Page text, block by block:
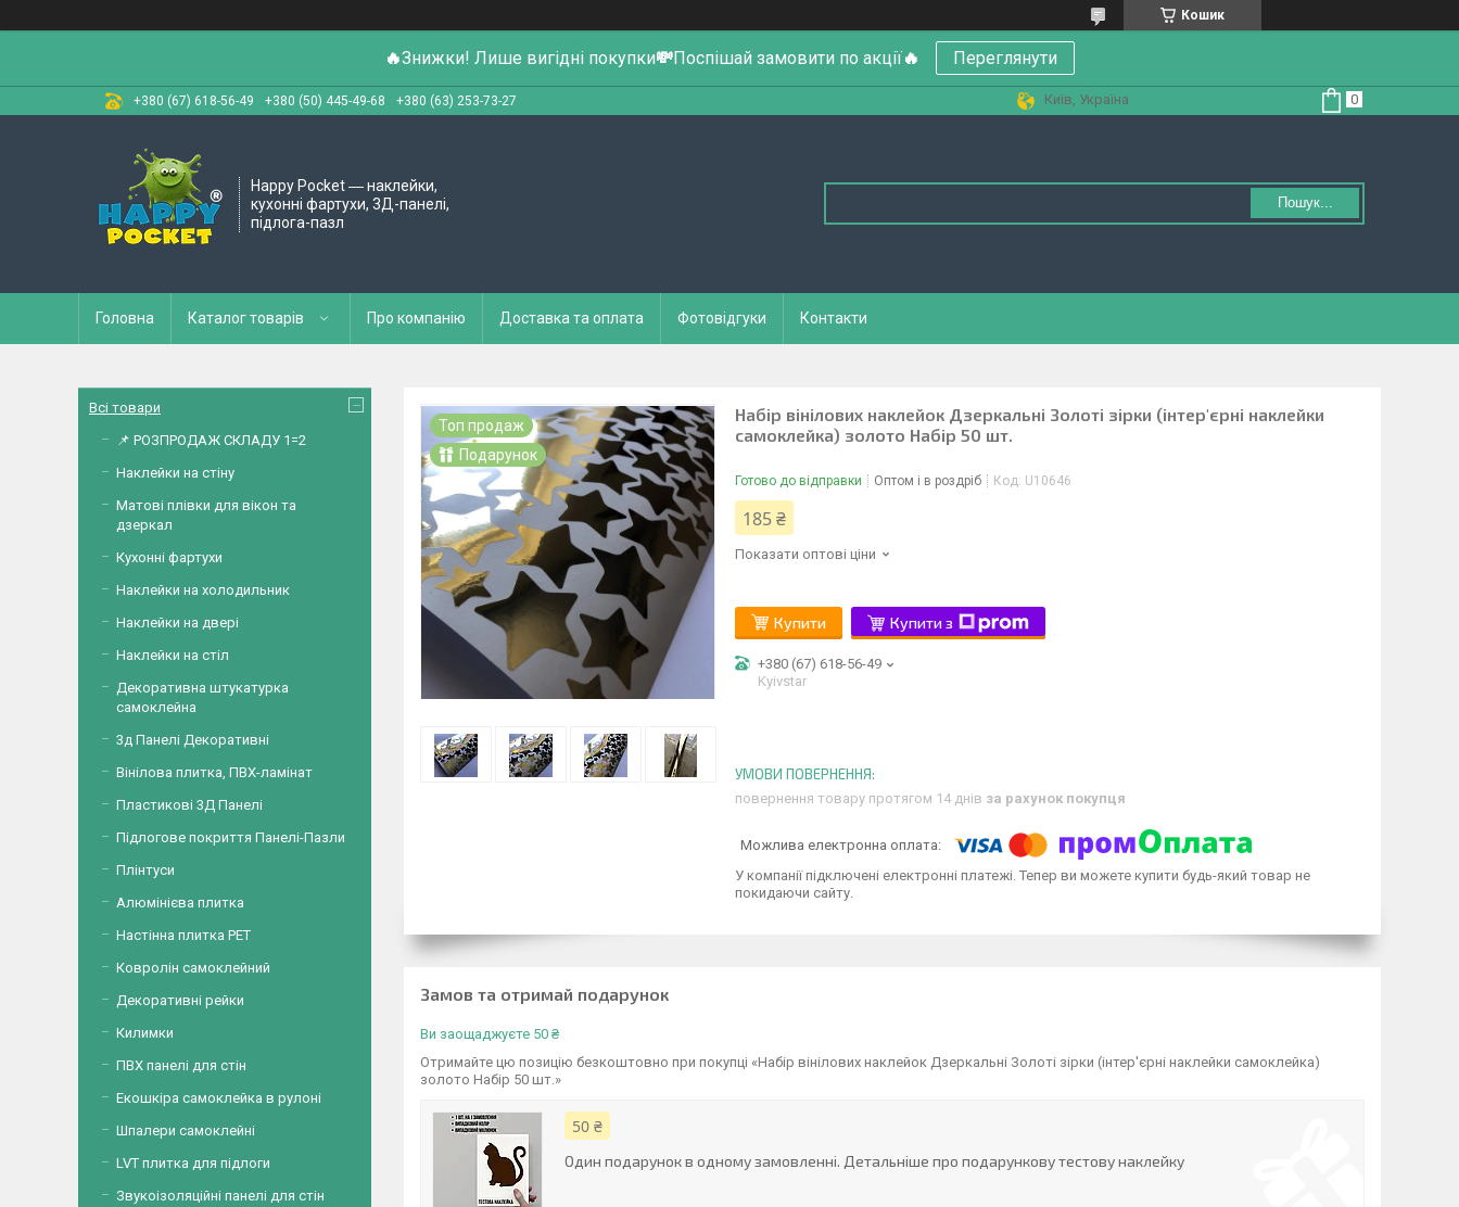
Кошик
🔥Знижки! Лише вигідні покупки💸Поспішай замовити по акції🔥 Переглянути
+380 (67) 618-56-49 +380 (50) 445-49-68 +380 (63) 253-73-27 Київ, Україна
Happy Pocket ― наклейки,
кухонні фартухи, 3Д-панелі,
підлога-пазл
Пошук...
Головна Каталог товарів Про компанію Доставка та оплата Фотовідгуки Контакти
Подарунок
Топ продаж
Набір вінілових наклейок Дзеркальні Золоті зірки (інтер'єрні наклейки
самоклейка) золото Набір 50 шт.
Готово до відправки Оптом і в роздріб Код: U10646
185 ₴
Показати оптові ціни
Купити Купити з
+380 (67) 618-56-49
Kyivstar
повернення товару протягом 14 днів за рахунок покупця
У компанії підключені електронні платежі. Тепер ви можете купити будь-який товар не
покидаючи сайту.
Замов та отримай подарунок
Ви заощаджуєте 50 ₴
Отримайте цю позицію безкоштовно при покупці «Набір вінілових наклейок Дзеркальні Золоті зірки (інтер'єрні наклейки самоклейка)
золото Набір 50 шт.»
50 ₴
Один подарунок в одному замовленні. Детальніше про подарункову тестову наклейку
Всі товари
📌 РОЗПРОДАЖ СКЛАДУ 1=2
Наклейки на стіну
Матові плівки для вікон та
дзеркал
Кухонні фартухи
Наклейки на холодильник
Наклейки на двері
Наклейки на стіл
Декоративна штукатурка
самоклейна
3д Панелі Декоративні
Вінілова плитка, ПВХ-ламінат
Пластикові 3Д Панелі
Підлогове покриття Панелі-Пазли
Плінтуси
Алюмінієва плитка
Настінна плитка PET
Ковролін самоклейний
Декоративні рейки
Килимки
ПВХ панелі для стін
Екошкіра самоклейка в рулоні
Шпалери самоклейні
LVT плитка для підлоги
Звукоізоляційні панелі для стін